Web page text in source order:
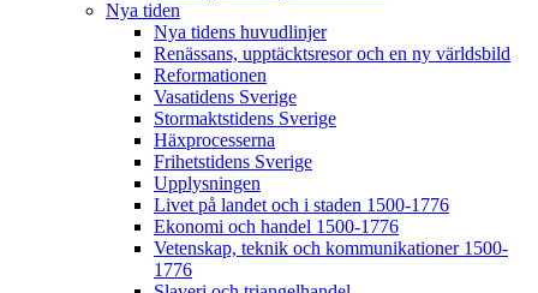
Nya tiden
Nya tidens huvudlinjer
Renässans, upptäcktsresor och en ny världsbild
Reformationen
Vasatidens Sverige
Stormaktstidens Sverige
Häxprocesserna
Frihetstidens Sverige
Upplysningen
Livet på landet och i staden 1500-1776
Ekonomi och handel 1500-1776
Vetenskap, teknik och kommunikationer 1500-
1776